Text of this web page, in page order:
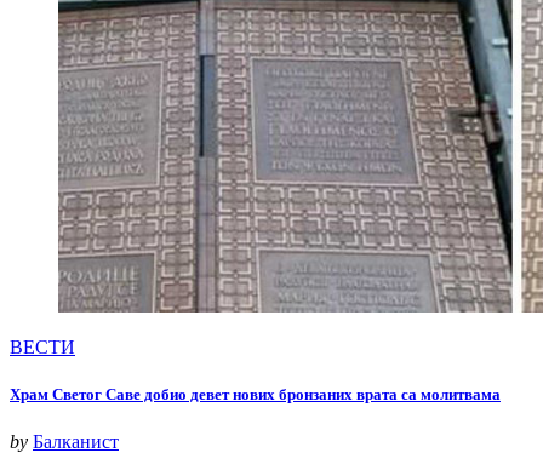
ВЕСТИ
Храм Светог Саве добио девет нових бронзаних врата са молитвама
by Балканист